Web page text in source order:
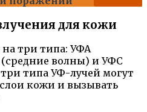
для кожи
три типа: УФА
волны) и УФС
типа УФ-лучей могут
кожи и вызывать